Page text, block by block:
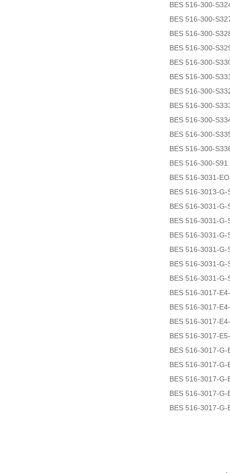
BES 516-300-
BES 516-300-
BES 516-300-
BES 516-300-
BES 516-300-
BES 516-300-
BES 516-300-
BES 516-300-
BES 516-300-
BES 516-300-
BES 516-300-
BES 516-300-S91
BES 516-3031-
BES 516-3013-G-
BES 516-3031-G-
BES 516-3031-G-
BES 516-3031-G-
BES 516-3031-G-
BES 516-3031-G-
BES 516-3031-G-
BES 516-3017-
BES 516-3017-
BES 516-3017-
BES 516-3017-
BES 516-3017-G-
BES 516-3017-G-
BES 516-3017-G-
BES 516-3017-G-
BES 516-3017-